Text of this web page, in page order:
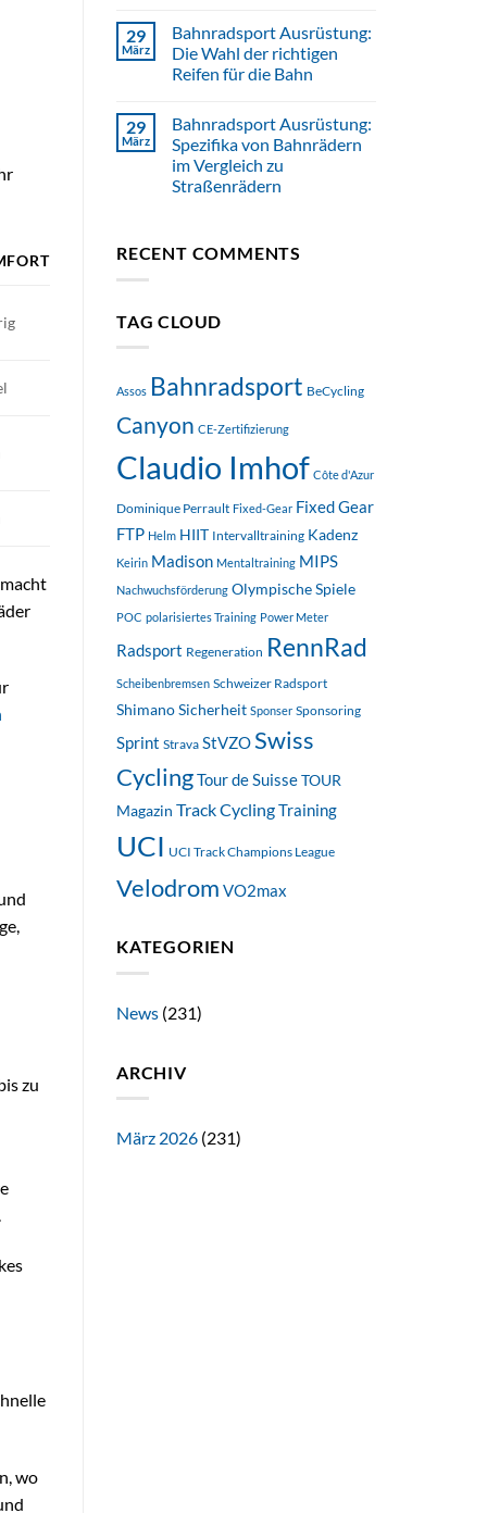
zu
wo
29
März
Bahnradsport Ausrüstung:
Die Wahl der richtigen
Reifen für die Bahn
29
März
Bahnradsport Ausrüstung:
Spezifika von Bahnrädern
im Vergleich zu
Straßenrädern
RECENT COMMENTS
TAG CLOUD
Assos Bahnradsport BeCycling
Canyon CE-Zertifizierung
Claudio Imhof Côte d'Azur
Dominique Perrault Fixed-Gear Fixed Gear
FTP Helm HIIT Intervalltraining Kadenz
Keirin Madison Mentaltraining MIPS
Nachwuchsförderung Olympische Spiele
POC polarisiertes Training Power Meter
Radsport Regeneration RennRad
Scheibenbremsen Schweizer Radsport
ShimanoSicherheit Sponser Sponsoring
Sprint Strava StVZOSwiss
CyclingTour de SuisseTOUR
Magazin Track CyclingTraining
UCI UCI Track Champions League
Velodrom VO2max
KATEGORIEN
News (231)
ARCHIV
März 2026 (231)